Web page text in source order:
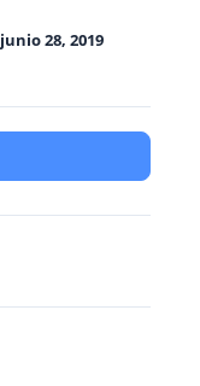
junio 28, 2019